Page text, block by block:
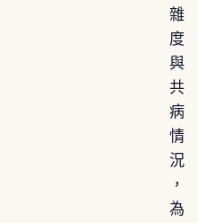
雜
度
與
共
病
情
況
，
為